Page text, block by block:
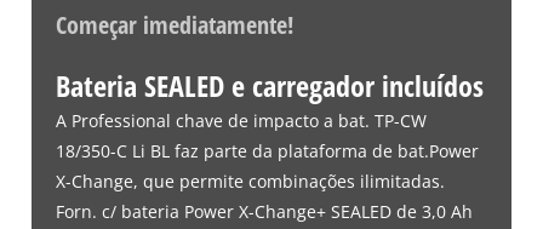
Management Platform
Começar imediatamente!
Bateria SEALED e carregador incluídos
A Professional chave de impacto a bat. TP-CW
18/350-C Li BL faz parte da plataforma de bat.Power
X-Change, que permite combinações ilimitadas.
Forn. c/ bateria Power X-Change+ SEALED de 3,0 Ah